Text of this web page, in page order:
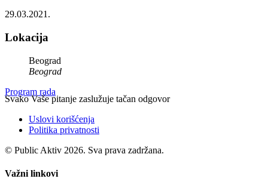
29.03.2021.
Lokacija
Beograd
Beograd
Program rada
Svako Vaše pitanje zaslužuje tačan odgovor
Uslovi korišćenja
Politika privatnosti
© Public Aktiv 2026. Sva prava zadržana.
Važni linkovi